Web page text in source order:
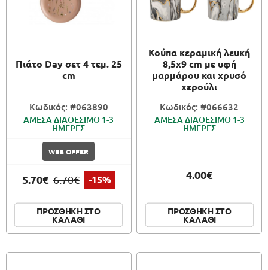
Πιάτο Day σετ 4 τεμ. 25
cm
Κωδικός: #063890
ΑΜΕΣΑ ΔΙΑΘΕΣΙΜΟ 1-3
ΗΜΕΡΕΣ
WEB OFFER
5.70€ 6.70€ -15%
ΠΡΟΣΘΗΚΗ ΣΤΟ
ΚΑΛΑΘΙ
Κούπα κεραμική λευκή
8,5x9 cm με υφή
μαρμάρου και χρυσό
χερούλι
Κωδικός: #066632
ΑΜΕΣΑ ΔΙΑΘΕΣΙΜΟ 1-3
ΗΜΕΡΕΣ
4.00€
ΠΡΟΣΘΗΚΗ ΣΤΟ
ΚΑΛΑΘΙ